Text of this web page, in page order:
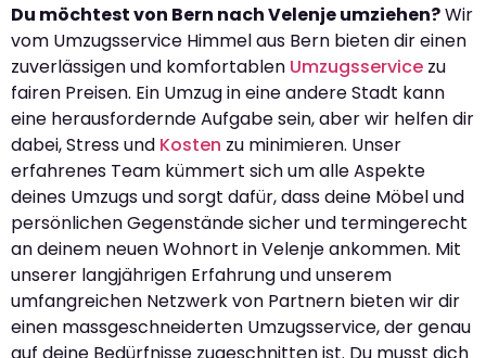
Du möchtest von Bern nach Velenje umziehen?Wir
vom Umzugsservice Himmel aus Bern bieten dir einen
zuverlässigen und komfortablen Umzugsservice zu
fairen Preisen. Ein Umzug in eine andere Stadt kann
eine herausfordernde Aufgabe sein, aber wir helfen dir
dabei, Stress und Kosten zu minimieren. Unser
erfahrenes Team kümmert sich um alle Aspekte
deines Umzugs und sorgt dafür, dass deine Möbel und
persönlichen Gegenstände sicher und termingerecht
an deinem neuen Wohnort in Velenje ankommen. Mit
unserer langjährigen Erfahrung und unserem
umfangreichen Netzwerk von Partnern bieten wir dir
einen massgeschneiderten Umzugsservice, der genau
auf deine Bedürfnisse zugeschnitten ist. Du musst dich